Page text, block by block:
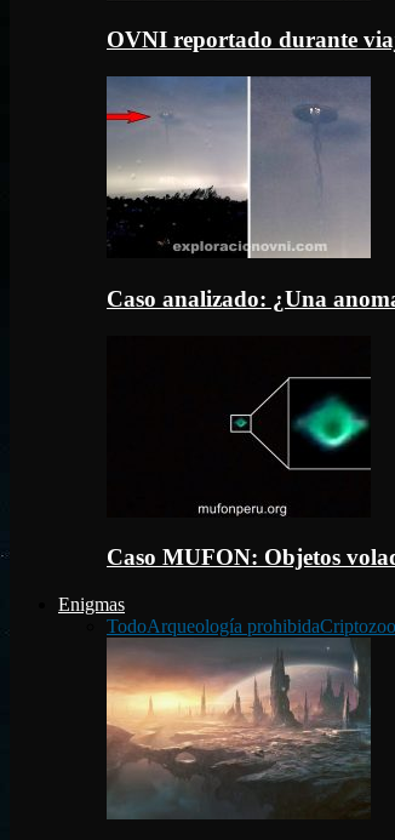
OVNI reportado durante
Caso analizado: ¿Una
Caso MUFON: Objetos
Enigmas
TodoArqueología prohibida